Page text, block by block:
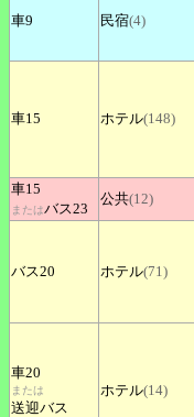
車9 民宿(4)
車15 ホテル(148)
車15
またはバス23
公共(12)
バス20 ホテル(71)
車20
または
送迎バス
ホテル(14)